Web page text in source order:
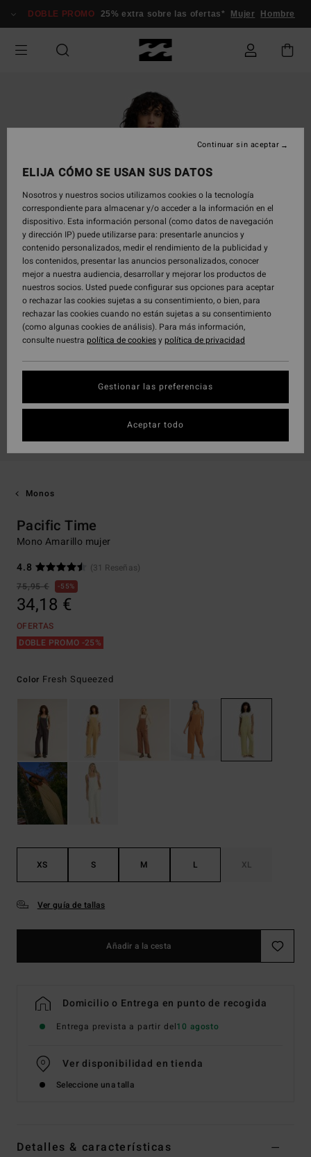
información
DOBLE PROMO 25% extra sobre las ofertas* Mujer Hombre
Monos
Pacific Time
Mono Amarillo mujer
4.8
(31 Reseñas)
75,95 €
55%
34,18 €
OFERTAS
DOBLE PROMO -25%
Color Fresh Squeezed
XS S M L XL
Ver guía de tallas
Añadir a la cesta
Domicilio o Entrega en punto de recogida
Entrega prevista a partir del10 agosto
Ver disponibilidad en tienda
Seleccione una talla
Detalles & características
ELIJA CÓMO SE USAN SUS DATOS
Nosotros y nuestros socios utilizamos cookies o la tecnología
correspondiente para almacenar y/o acceder a la información en el
dispositivo. Esta información personal (como datos de navegación
y dirección IP) puede utilizarse para: presentarle anuncios y
contenido personalizados, medir el rendimiento de la publicidad y
los contenidos, presentar las anuncios personalizados, conocer
mejor a nuestra audiencia, desarrollar y mejorar los productos de
nuestros socios. Usted puede configurar sus opciones para aceptar
o rechazar las cookies sujetas a su consentimiento, o bien, para
rechazar las cookies cuando no están sujetas a su consentimiento
(como algunas cookies de análisis). Para más información,
consulte nuestra política de cookiesypolítica de privacidad
Gestionar las preferencias
Continuar sin aceptar
Aceptar todo